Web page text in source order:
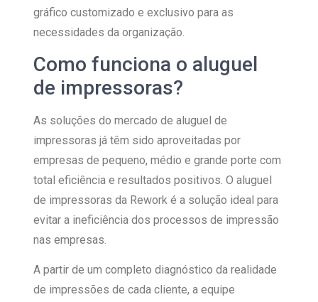
gráfico customizado e exclusivo para as
necessidades da organização.
Como funciona o aluguel
de impressoras?
As soluções do mercado de aluguel de
impressoras já têm sido aproveitadas por
empresas de pequeno, médio e grande porte com
total eficiência e resultados positivos. O aluguel
de impressoras da Rework é a solução ideal para
evitar a ineficiência dos processos de impressão
nas empresas.
A partir de um completo diagnóstico da realidade
de impressões de cada cliente, a equipe